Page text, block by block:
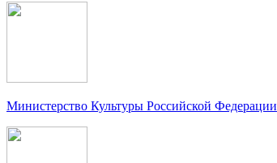
Министерство Культуры Российской Федерации